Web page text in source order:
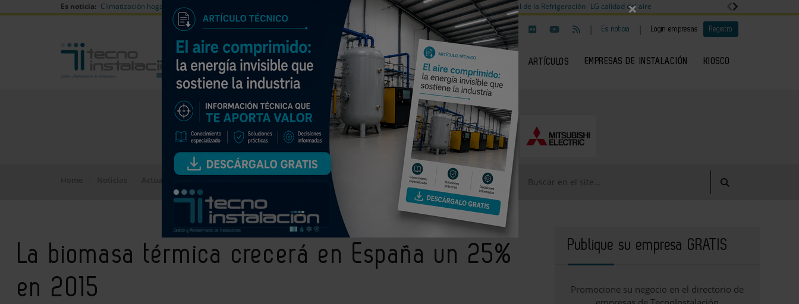
Es noticia: Climatización hogares verano Válvulas de equilibrado para sistemas calefacción Día mundial de la Refrigeración LG calidad del aire
| Es noticia | Login empresas Registro
NOTICIAS PRODUCTOS ARTÍCULOS EMPRESAS DE INSTALACIÓN KIOSCO
EMPRESAS PREMIUM
La biomasa térmica crecerá en España un 25% en 2015
La biomasa térmica crecerá en España un 25%
en 2015
Publique su empresa GRATIS
Promocione su negocio en el directorio de
×